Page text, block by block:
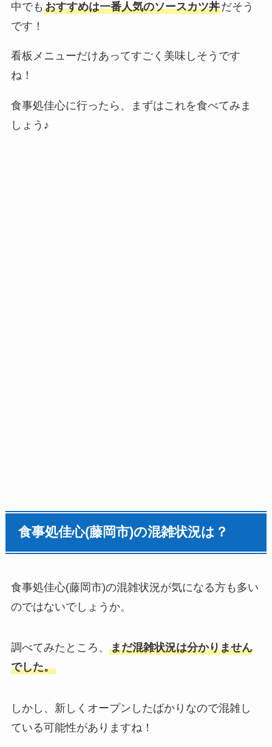
中でも おすすめは一番人気のソースカツ丼だそう
です！
看板メニューだけあってすごく美味しそうです
ね！
食事処佳心に行ったら、まずはこれを食べてみま
しょう♪
食事処佳心(藤岡市)の混雑状況は？
食事処佳心(藤岡市)の混雑状況が気になる方も多い
のではないでしょうか。
調べてみたところ、 まだ混雑状況は分かりません
でした。
しかし、新しくオープンしたばかりなので混雑し
ている可能性がありますね！